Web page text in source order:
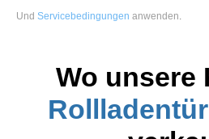
Und Servicebedingungen anwenden.
Wo unsere
Rollladentür